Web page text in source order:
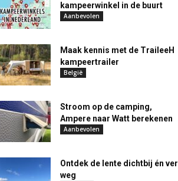
kampeerwinkel in de buurt
Aanbevolen
Maak kennis met de TraileeH
kampeertrailer
België
Stroom op de camping,
Ampere naar Watt berekenen
Aanbevolen
Ontdek de lente dichtbij én ver
weg